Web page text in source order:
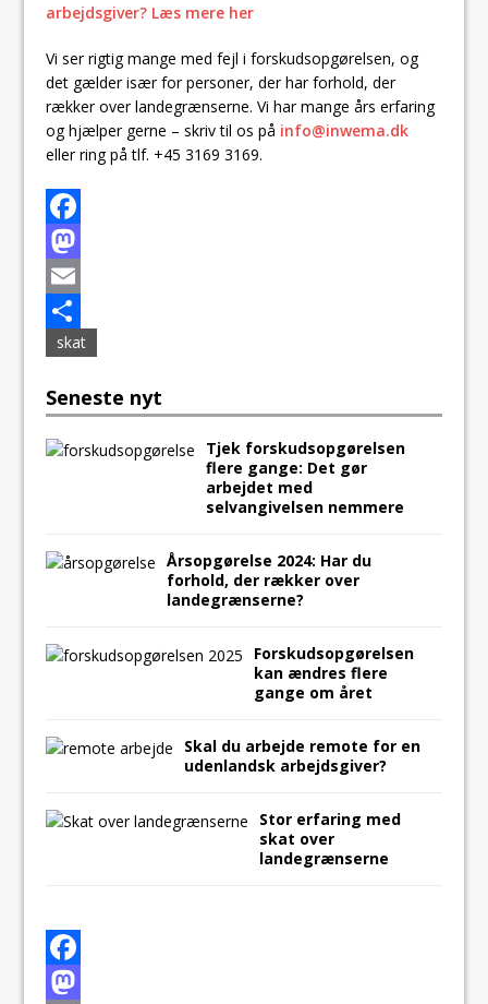
arbejdsgiver? Læs mere her
Vi ser rigtig mange med fejl i forskudsopgørelsen, og
det gælder især for personer, der har forhold, der
rækker over landegrænserne. Vi har mange års erfaring
og hjælper gerne – skriv til os på info@inwema.dk
eller ring på tlf. +45 3169 3169.
F
a
c
o
o
M
a
o
d
E
m
i
l
a
r
skat
Seneste nyt
Tjek forskudsopgørelsen
flere gange: Det gør
arbejdet med
selvangivelsen nemmere
Årsopgørelse 2024: Har du
forhold, der rækker over
landegrænserne?
Forskudsopgørelsen
kan ændres flere
gange om året
Skal du arbejde remote for en
udenlandsk arbejdsgiver?
Stor erfaring med
skat over
landegrænserne
F